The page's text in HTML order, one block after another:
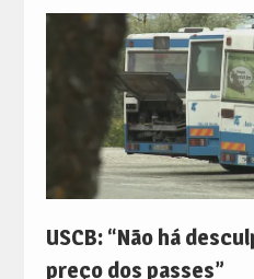
USCB: “Não há
preço dos passes”